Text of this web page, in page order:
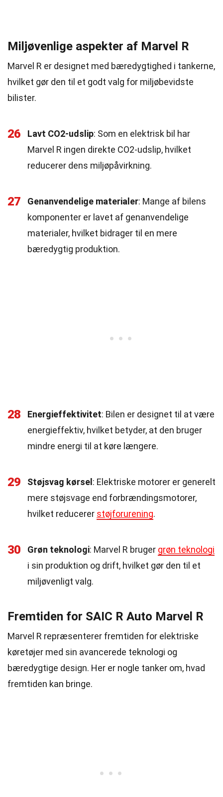
Miljøvenlige aspekter af Marvel R
Marvel R er designet med bæredygtighed i tankerne,
hvilket gør den til et godt valg for miljøbevidste
bilister.
26 Lavt CO2-udslip: Som en elektrisk bil har
Marvel R ingen direkte CO2-udslip, hvilket
reducerer dens miljøpåvirkning.
27 Genanvendelige materialer: Mange af bilens
komponenter er lavet af genanvendelige
materialer, hvilket bidrager til en mere
bæredygtig produktion.
28 Energieffektivitet: Bilen er designet til at være
energieffektiv, hvilket betyder, at den bruger
mindre energi til at køre længere.
29 Støjsvag kørsel : Elektriske motorer er generelt
mere støjsvage end forbrændingsmotorer,
hvilket reducerer støjforurening.
30 Grøn teknologi: Marvel R bruger grøn teknologi
i sin produktion og drift, hvilket gør den til et
miljøvenligt valg.
Fremtiden for SAIC R Auto Marvel R
Marvel R repræsenterer fremtiden for elektriske
køretøjer med sin avancerede teknologi og
bæredygtige design. Her er nogle tanker om, hvad
fremtiden kan bringe.